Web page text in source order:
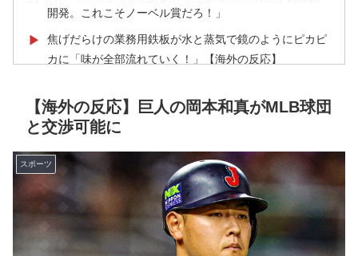
開発。これこそノーベル賞だろ！」
▶
焦げだらけの業務用鉄板が水と蒸気で鏡のようにピカピ
カに「味が全部流れていく！」【海外の反応】
の差に海外が大騒ぎ
▶ ヒロアカの葉隠ちゃんって透明なうんこするの？
▶ 【MLB】ドジャースファン「7連敗はしんどいわ……」
→ 「まだまだ7.5ゲーム差もあるんだぞ」「毎年暑い季
節に負けることが増えるけど結局10月には勝って終わる
んだよ」
▶
海外「今年、夏の暑さが厳しい日本でこんなものが売れ
【海外の反応】巨人の岡本和真がMLB球団
と交渉可能に
スポーツ